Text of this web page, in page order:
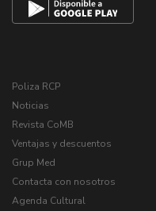
Poliza RCP
Noticias
Revista CoMB
Ventajas y descuentos
Grup Med
Contacta con nosotros
Agenda Cultural